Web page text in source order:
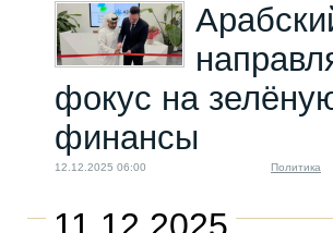
поворачивается к
Москве?
07.09.2022 08:03
фокус на
финансы
12.12.2025 06:00 Политика